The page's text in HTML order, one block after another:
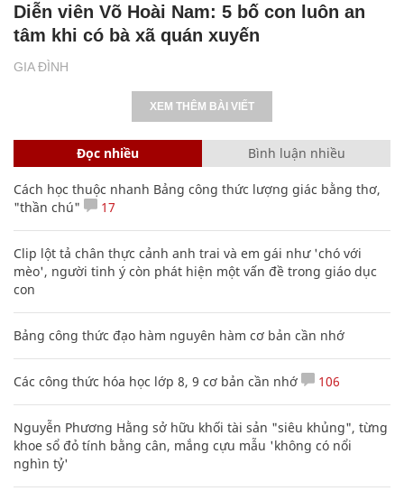
GIA ĐÌNH
Diễn viên Võ Hoài Nam: 5 bố con luôn an
tâm khi có bà xã quán xuyến
XEM THÊM BÀI VIẾT
Đọc nhiều Bình luận nhiều
Cách học thuộc nhanh Bảng công thức lượng giác bằng thơ,
"thần chú"
17
Clip lột tả chân thực cảnh anh trai và em gái như 'chó với
mèo', người tinh ý còn phát hiện một vấn đề trong giáo dục
con
Bảng công thức đạo hàm nguyên hàm cơ bản cần nhớ
Các công thức hóa học lớp 8, 9 cơ bản cần nhớ 106
Nguyễn Phương Hằng sở hữu khối tài sản "siêu khủng", từng
khoe sổ đỏ tính bằng cân, mắng cựu mẫu 'không có nổi
nghìn tỷ'